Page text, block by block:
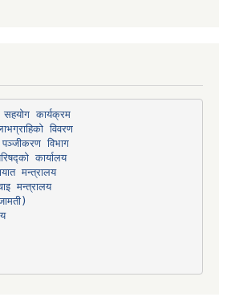
कार्यक्रम
सा.सु.भत्ता प्राप्त गर्ने लाभग्राहिको विवरण
राष्ट्रिय परिचयपत्र तथा पञ्‍जीकरण विभाग
कार्यालय
मन्त्रालय
मन्त्रालय